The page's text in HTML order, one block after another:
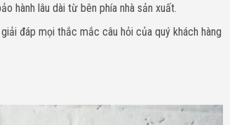
hành lâu dài từ bên phía nhà sản xuất.
đáp mọi thắc mắc câu hỏi của quý khách hàng